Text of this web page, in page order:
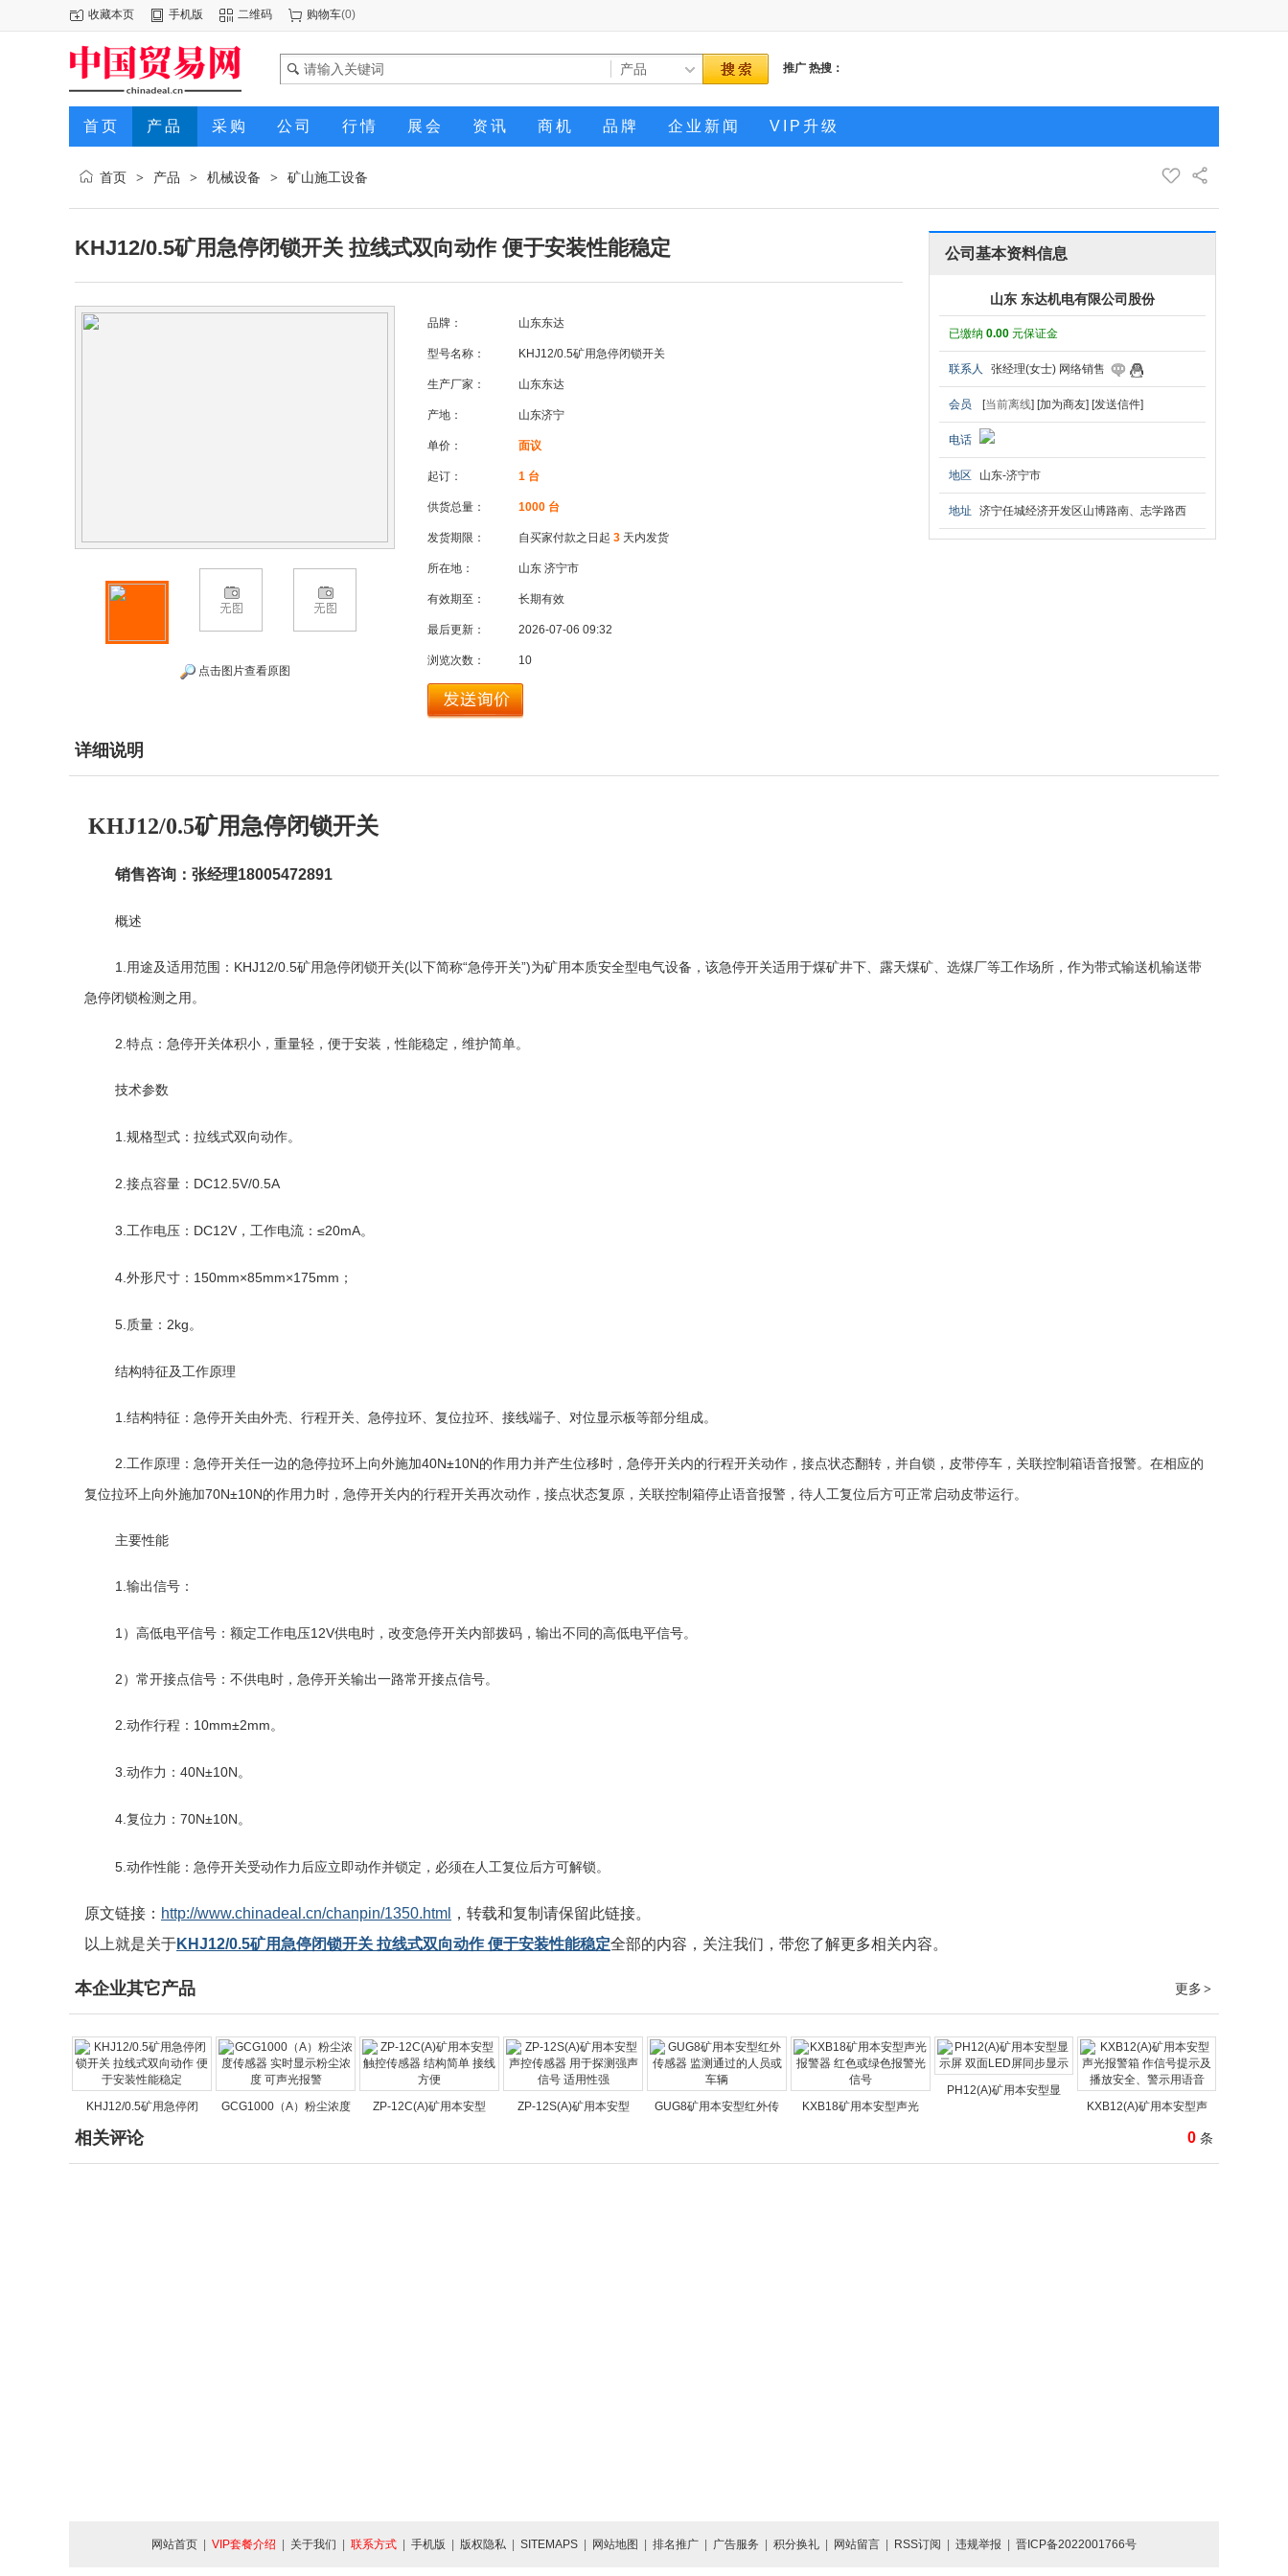
收藏本页 手机版 二维码 购物车(0)
推广 热搜：
首页 产品 采购 公司 行情 展会 资讯 商机 品牌 企业新闻 VIP升级
首页 > 产品 > 机械设备 > 矿山施工设备
KHJ12/0.5矿用急停闭锁开关 拉线式双向动作 便于安装性能稳定
点击图片查看原图
品牌： 山东东达
型号名称： KHJ12/0.5矿用急停闭锁开关
生产厂家： 山东东达
产地： 山东济宁
单价： 面议
起订： 1 台
供货总量： 1000 台
发货期限： 自买家付款之日起 3 天内发货
所在地： 山东 济宁市
有效期至： 长期有效
最后更新： 2026-07-06 09:32
浏览次数： 10
公司基本资料信息
山东 东达机电有限公司股份
已缴纳 0.00 元保证金
联系人 张经理(女士) 网络销售
会员 [当前离线] [加为商友] [发送信件]
电话
地区 山东-济宁市
地址 济宁任城经济开发区山博路南、志学路西
详细说明
KHJ12/0.5矿用急停闭锁开关
销售咨询：张经理18005472891
概述
1. 用途及适用范围： KHJ12/0.5矿用急停闭锁开关(以下简称“急停开关”)为矿用本质安全型电气设备，该急停开关适用于煤矿井下、露天煤矿、选煤厂等工作场所，作为带式输送机输送带
急停闭锁检测之用。
2. 特点：急停开关体积小，重量轻，便于安装，性能稳定，维护简单。
技术参数
1. 规格型式：拉线式双向动作。
2 接点容量： DC12.5V/0.5A
3 工作电压： DC12V ，工作电流： ≤20mA。
4 外形尺寸： 150mm×85mm×175mm ；
5 质量： 2kg。
结构特征及工作原理
1. 结构特征：急停开关由外壳、行程开关、急停拉环、复位拉环、接线端子、对位显示板等部分组成。
2. 工作原理：急停开关任一边的急停拉环上向外施加40N±10N的作用力并产生位移时，急停开关内的行程开关动作，接点状态翻转，并自锁，皮带停车，关联控制箱语音报警。在相应的
复位拉环上向外施加70N±10N的作用力时，急停开关内的行程开关再次动作，接点状态复原，关联控制箱停止语音报警，待人工复位后方可正常启动皮带运行。
主要性能
1 输出信号：
1 ）高低电平信号：额定工作电压12V供电时，改变急停开关内部拨码，输出不同的高低电平信号。
2）常开接点信号：不供电时，急停开关输出一路常开接点信号。
2 动作行程： 10mm±2mm。
3 动作力： 40N±10N。
4 复位力： 70N±10N。
5 动作性能：急停开关受动作力后应立即动作并锁定，必须在人工复位后方可解锁。
原文链接： http://www.chinadeal.cn/chanpin/1350.html
，转载和复制请保留此链接。
以上就是关于KHJ12/0.5矿用急停闭锁开关 拉线式双向动作 便于安装性能稳定全部的内容，关注我们，带您了解更多相关内容。
更多 >
本企业其它产品
KHJ12/0.5矿用急停闭 GCG1000（A）粉尘浓度 ZP-12C(A)矿用本安型 ZP-12S(A)矿用本安型 GUG8矿用本安型红外传 KXB18矿用本安型声光
PH12(A)矿用本安型显
KXB12(A)矿用本安型声
0 条
相关评论
网站首页 VIP套餐介绍 关于我们 联系方式 手机版 版权隐私 SITEMAPS 网站地图 排名推广 广告服务 积分换礼 网站留言 RSS订阅 违规举报 晋ICP备2022001766号